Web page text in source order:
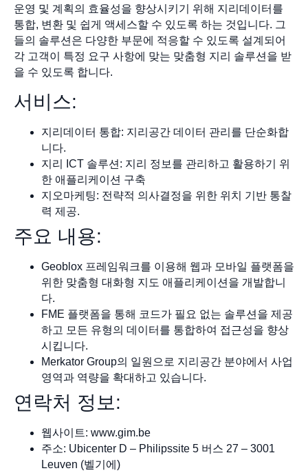
운영 및 계획의 효율성을 향상시키기 위해 지리데이터를
통합, 변환 및 쉽게 액세스할 수 있도록 하는 것입니다. 그
들의 솔루션은 다양한 부문에 적응할 수 있도록 설계되어
각 고객이 특정 요구 사항에 맞는 맞춤형 지리 솔루션을 받
을 수 있도록 합니다.
서비스:
지리데이터 통합: 지리공간 데이터 관리를 단순화합
니다.
지리 ICT 솔루션: 지리 정보를 관리하고 활용하기 위
한 애플리케이션 구축
지오마케팅: 전략적 의사결정을 위한 위치 기반 통찰
력 제공.
주요 내용:
Geoblox 프레임워크를 이용해 웹과 모바일 플랫폼을
위한 맞춤형 대화형 지도 애플리케이션을 개발합니
다.
FME 플랫폼을 통해 코드가 필요 없는 솔루션을 제공
하고 모든 유형의 데이터를 통합하여 접근성을 향상
시킵니다.
Merkator Group의 일원으로 지리공간 분야에서 사업
영역과 역량을 확대하고 있습니다.
연락처 정보:
웹사이트: www.gim.be
주소: Ubicenter D – Philipssite 5 버스 27 – 3001
Leuven (벨기에)